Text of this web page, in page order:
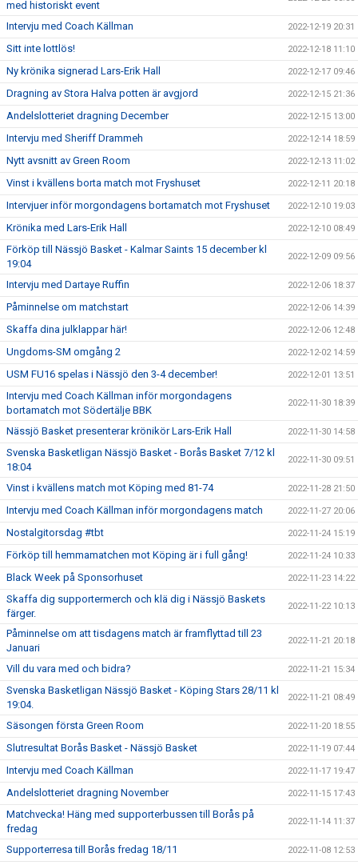
med historiskt event
Intervju med Coach Källman 2022-12-19 20:31
Sitt inte lottlös! 2022-12-18 11:10
Ny krönika signerad Lars-Erik Hall 2022-12-17 09:46
Dragning av Stora Halva potten är avgjord 2022-12-15 21:36
Andelslotteriet dragning December 2022-12-15 13:00
Intervju med Sheriff Drammeh 2022-12-14 18:59
Nytt avsnitt av Green Room 2022-12-13 11:02
Vinst i kvällens borta match mot Fryshuset 2022-12-11 20:18
Intervjuer inför morgondagens bortamatch mot Fryshuset 2022-12-10 19:03
Krönika med Lars-Erik Hall 2022-12-10 08:49
Förköp till Nässjö Basket - Kalmar Saints 15 december kl
19:04
2022-12-09 09:56
Intervju med Dartaye Ruffin 2022-12-06 18:37
Påminnelse om matchstart 2022-12-06 14:39
Skaffa dina julklappar här! 2022-12-06 12:48
Ungdoms-SM omgång 2 2022-12-02 14:59
USM FU16 spelas i Nässjö den 3-4 december! 2022-12-01 13:51
Intervju med Coach Källman inför morgondagens
bortamatch mot Södertälje BBK
2022-11-30 18:39
Nässjö Basket presenterar krönikör Lars-Erik Hall 2022-11-30 14:58
Svenska Basketligan Nässjö Basket - Borås Basket 7/12 kl
18:04
2022-11-30 09:51
Vinst i kvällens match mot Köping med 81-74 2022-11-28 21:50
Intervju med Coach Källman inför morgondagens match 2022-11-27 20:06
Nostalgitorsdag #tbt 2022-11-24 15:19
Förköp till hemmamatchen mot Köping är i full gång! 2022-11-24 10:33
Black Week på Sponsorhuset 2022-11-23 14:22
Skaffa dig supportermerch och klä dig i Nässjö Baskets
färger.
2022-11-22 10:13
Påminnelse om att tisdagens match är framflyttad till 23
Januari
2022-11-21 20:18
Vill du vara med och bidra? 2022-11-21 15:34
Svenska Basketligan Nässjö Basket - Köping Stars 28/11 kl
19:04.
2022-11-21 08:49
Säsongen första Green Room 2022-11-20 18:55
Slutresultat Borås Basket - Nässjö Basket 2022-11-19 07:44
Intervju med Coach Källman 2022-11-17 19:47
Andelslotteriet dragning November 2022-11-15 17:43
Matchvecka! Häng med supporterbussen till Borås på
fredag
2022-11-14 11:37
Supporterresa till Borås fredag 18/11 2022-11-08 12:53